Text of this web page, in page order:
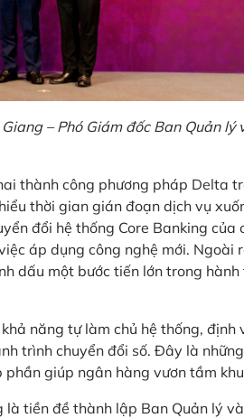
– Phó Giám đốc Ban Quản lý
thành công phương pháp Delta
thời gian gián đoạn dịch vụ
đổi hệ thống Core Banking của
áp dụng công nghệ mới. Ngoài
dấu một bước tiến lớn trong
năng tự làm chủ hệ thống, định
trình chuyển đổi số. Đây là
giúp ngân hàng vươn tầm
tiền đề thành lập Ban Quản lý